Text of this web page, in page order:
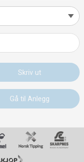
Skriv ut
Gå til Anlegg